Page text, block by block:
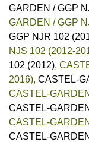
GARDEN / GGP
GARDEN / GGP
GGP NJR 102
NJS 102 (2012-
102 (2012),
2016), CASTEL-
CASTEL-
CASTEL-
CASTEL-
CASTEL-